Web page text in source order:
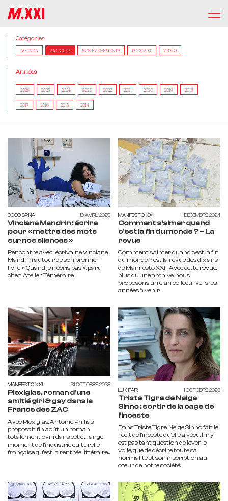
Catégories
AGENDA ARTICLES NOS ÉVÈNEMENTS PODCAST VIDÉO
Années
2026 2025 2024 2023 2022 2021 2020 2019 2018
2017 2016 2015 2014
COCO SPINA 10 AVRIL 2025
Vinciane Mandrin : écrire
pour « mettre des mots
sur nos silences »
Rencontre avec l'écrivaine Vinciane
Mandrin autour de son premier
livre « Quand je n'écris pas », paru
chez Atelier Téméraire.
MANIFESTO XXI 1 DÉCEMBRE 2024
Comment s’aimer quand
c’est la fin du monde ? – La
revue
Comment s’aimer quand c’est la fin
du monde ? est la revue des dix ans
de Manifesto XXI ! Avec cette revue,
plus qu'une archive, nous
proposons un élan collectif vers les
années à venir.
MANIFESTO XXI 31 OCTOBRE 2023
Plexiglas, roman d’une
amitié girl & gay dans la
France des ZAC
Avec Plexiglas, Antoine Philias
proposait fin août un roman
totalement ovni dans cet étrange
moment de l’industrie culturelle
française qu’est la rentrée littéraire....
LUKI FAIR 1 OCTOBRE 2023
Triste Tigre de Neige
Sinno : sortir de la cage de
l’inceste
Dans Triste Tigre, Neige Sinno fait le
récit de l’inceste qu’elle a vécu. Il n’y
est pas tant question de lever le
voile, que de décrire toute sa
normalité et son inscription au
cœur de notre société.